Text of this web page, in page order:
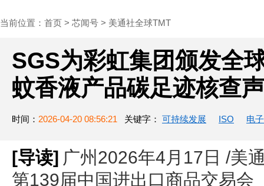
当前位置： 首页 > 芯闻号 > 美通社全球TMT
SGS为彩虹集团颁发全
蚊香液产品碳足迹核查
时间： 2026-04-20 08:56:21 关键字： 可持续发展 ISO 电
[导读] 广州2026年4月17日 /美
第139届中国进出口商品交易会